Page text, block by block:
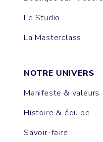
Le Studio
La Masterclass
NOTRE UNIVERS
Manifeste & valeurs
Histoire & équipe
Savoir-faire